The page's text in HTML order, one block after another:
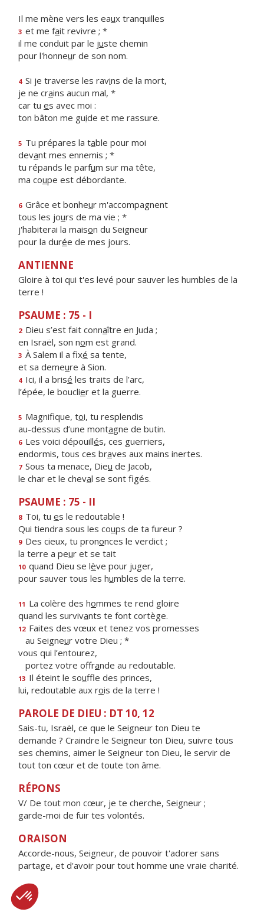
Il me mène vers les eaux tranquilles
3 et me fait revivre ; *
il me conduit par le juste chemin
pour l'honneur de son nom.
4 Si je traverse les ravins de la mort,
je ne crains aucun mal, *
car tu es avec moi :
ton bâton me guide et me rassure.
5 Tu prépares la table pour moi
devant mes ennemis ; *
tu répands le parfum sur ma tête,
ma coupe est débordante.
6 Grâce et bonheur m'accompagnent
tous les jours de ma vie ; *
j'habiterai la maison du Seigneur
pour la durée de mes jours.
ANTIENNE
Gloire à toi qui t'es levé pour sauver les humbles de la
terre !
PSAUME : 75 - I
2 Dieu s’est fait connaître en Juda ;
en Israël, son nom est grand.
3 À Salem il a fixé sa tente,
et sa demeure à Sion.
4 Ici, il a brisé les traits de l’arc,
l’épée, le bouclier et la guerre.
5 Magnifique, toi, tu resplendis
au-dessus d’une montagne de butin.
6 Les voici dépouillés, ces guerriers,
endormis, tous ces braves aux mains inertes.
7 Sous ta menace, Dieu de Jacob,
le char et le cheval se sont figés.
PSAUME : 75 - II
8 Toi, tu es le redoutable !
Qui tiendra sous les coups de ta fureur ?
9 Des cieux, tu prononces le verdict ;
la terre a peur et se tait
10 quand Dieu se lève pour juger,
pour sauver tous les humbles de la terre.
11 La colère des hommes te rend gloire
quand les survivants te font cortège.
12 Faites des vœux et tenez vos promesses
au Seigneur votre Dieu ; *
vous qui l’entourez,
portez votre offrande au redoutable.
13 Il éteint le souffle des princes,
lui, redoutable aux rois de la terre !
PAROLE DE DIEU : DT 10, 12
Sais-tu, Israël, ce que le Seigneur ton Dieu te
demande ? Craindre le Seigneur ton Dieu, suivre tous
ses chemins, aimer le Seigneur ton Dieu, le servir de
tout ton cœur et de toute ton âme.
RÉPONS
V/ De tout mon cœur, je te cherche, Seigneur ;
garde-moi de fuir tes volontés.
ORAISON
Accorde-nous, Seigneur, de pouvoir t'adorer sans
partage, et d'avoir pour tout homme une vraie charité.